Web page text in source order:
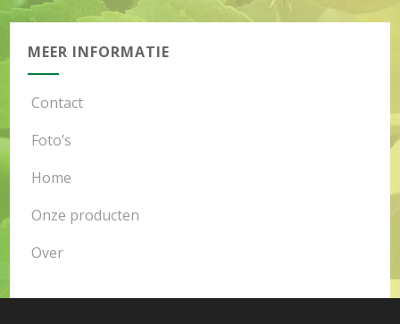
MEER INFORMATIE
Contact
Foto’s
Home
Onze producten
Over